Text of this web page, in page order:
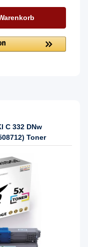
C 332 DNw
Toner